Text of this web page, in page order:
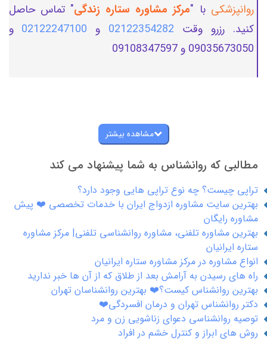
روانپزشکی با "مرکز مشاوره ستاره زندگی" تماس حاصل
کنید. رزرو وقت 02122354282 و 02122247100 و
09035673050 و 09108347597
مشاهده بیشتر
مطالبی که روانشناس به شما پیشنهاد می کند
تراپی چیست؟ چه نوع تراپی هایی وجود دارد؟
بهترین سایت مشاوره ازدواج ایران با خدمات تخصصی ❤️ پیش
مشاوره رایگان
بهترین مشاوره تلفنی، مشاوره روانشناسی تلفنی| مرکز مشاوره
ستاره ایرانیان
انواع مشاوره در مرکز مشاوره ستاره ایرانیان
راه های رسیدن به آرامش بعد از طلاق که از آن ها خبر ندارید
بهترین روانشناس کیست؟❤️ بهترین روانشناسان تهران
دکتر روانشناس تهران و درمان افسردگی❤️
توصیه روانشناسی دعوای زناشویی زن و مرد
روش های ابراز و کنترل خشم در افراد